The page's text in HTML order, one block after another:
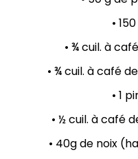
•
• ¾ cuil. à
• ¾ cuil. à café
• 1
• ½ cuil. à café
• 40g de noix